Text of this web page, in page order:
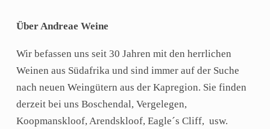
Über Andreae Weine
Wir befassen uns seit 30 Jahren mit den herrlichen
Weinen aus Südafrika und sind immer auf der Suche
nach neuen Weingütern aus der Kapregion. Sie finden
derzeit bei uns Boschendal, Vergelegen,
Koopmanskloof, Arendskloof, Eagle´s Cliff, usw.